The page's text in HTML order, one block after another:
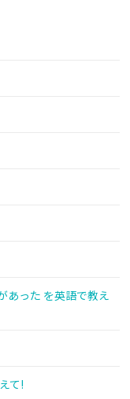
あった を英語で教え
て!